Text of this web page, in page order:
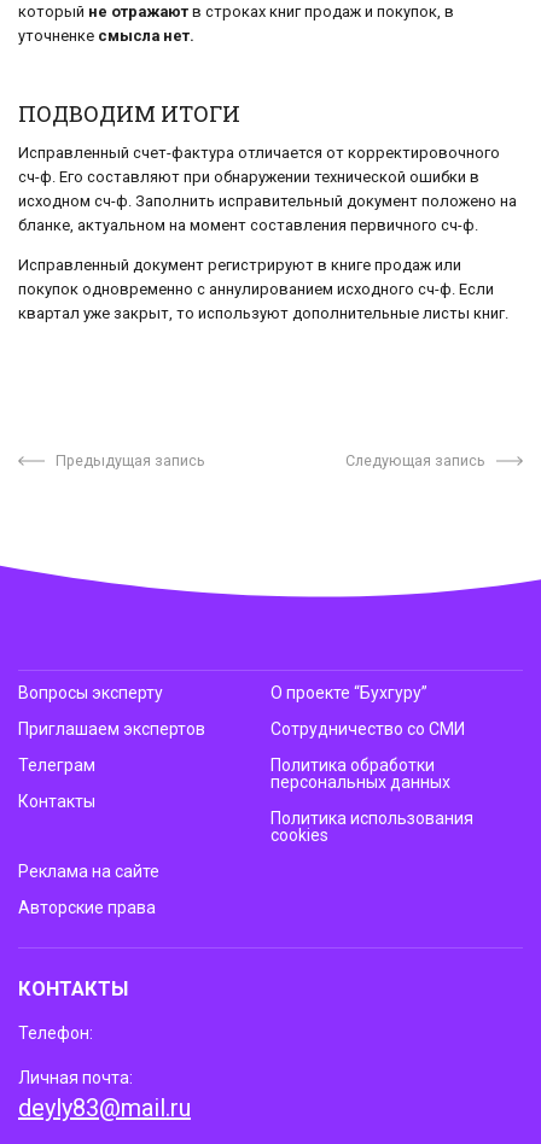
который не отражают в строках книг продаж и покупок, в
уточненке смысла нет.
ПОДВОДИМ ИТОГИ
Исправленный счет-фактура отличается от корректировочного
сч-ф. Его составляют при обнаружении технической ошибки в
исходном сч-ф. Заполнить исправительный документ положено на
бланке, актуальном на момент составления первичного сч-ф.
Исправленный документ регистрируют в книге продаж или
покупок одновременно с аннулированием исходного сч-ф. Если
квартал уже закрыт, то используют дополнительные листы книг.
Предыдущая запись Следующая запись
Вопросы эксперту
Приглашаем экспертов
Телеграм
Контакты
О проекте “Бухгуру”
Сотрудничество со СМИ
Политика обработки
персональных данных
Политика использования
cookies
Реклама на сайте
Авторские права
КОНТАКТЫ
Телефон:
Личная почта:
deyly83@mail.ru